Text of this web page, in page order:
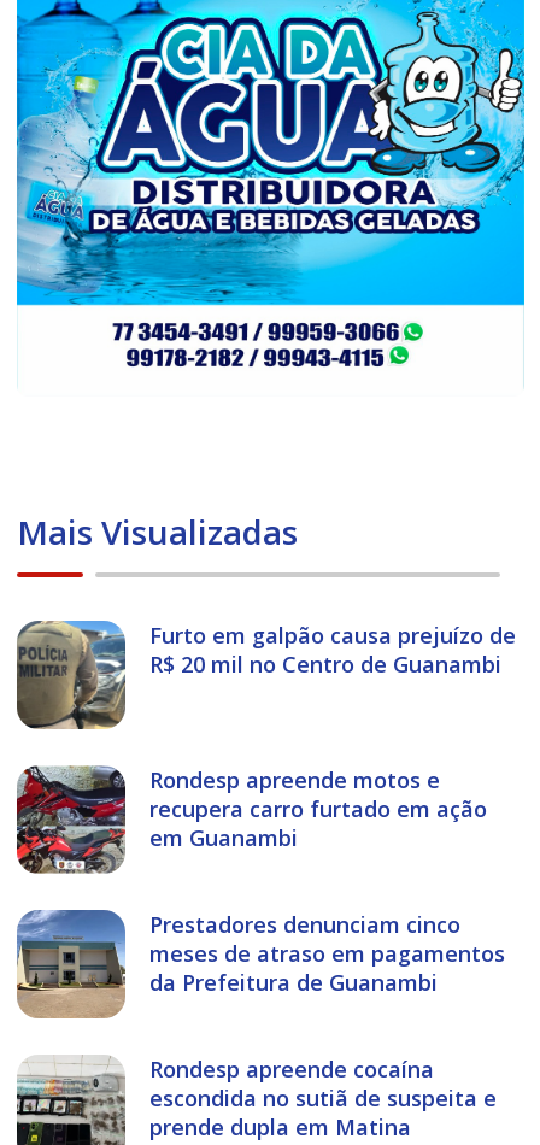
Mais Visualizadas
Furto em galpão causa prejuízo de
R$ 20 mil no Centro de Guanambi
Rondesp apreende motos e
recupera carro furtado em ação
em Guanambi
Prestadores denunciam cinco
meses de atraso em pagamentos
da Prefeitura de Guanambi
Rondesp apreende cocaína
escondida no sutiã de suspeita e
prende dupla em Matina